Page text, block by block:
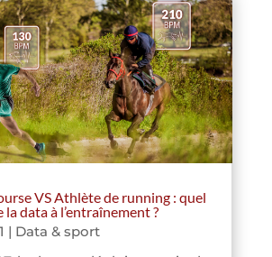
VS Athlète de running : quel
la data à l’entraînement ?
| Data & sport